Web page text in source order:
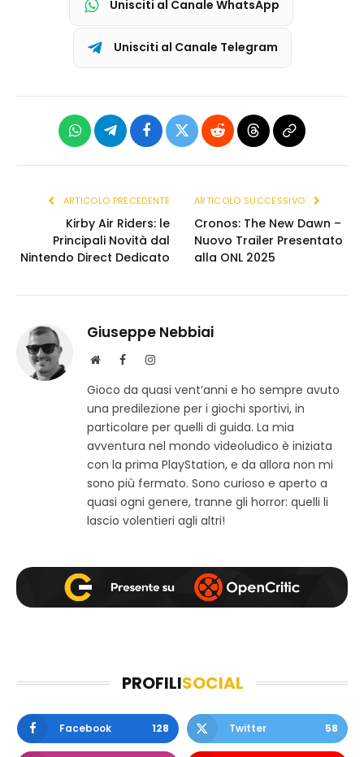
Unisciti al Canale WhatsApp
Unisciti al Canale Telegram
WhatsAppTelegramFacebook
X
RedditThreadsCopia
ARTICOLO PRECEDENTE
Kirby Air Riders: le
Principali Novità dal
Nintendo Direct Dedicato
ARTICOLO SUCCESSIVO
Cronos: The New Dawn –
Nuovo Trailer Presentato
alla ONL 2025
Giuseppe Nebbiai
S
t
o
w
F
c
e
b
k
I
s
t
a
a
m
Gioco da quasi vent’anni e ho sempre avuto
una predilezione per i giochi sportivi, in
particolare per quelli di guida. La mia
avventura nel mondo videoludico è iniziata
con la prima PlayStation, e da allora non mi
sono più fermato. Sono curioso e aperto a
quasi ogni genere, tranne gli horror: quelli li
lascio volentieri agli altri!
PROFILISOCIAL
Facebook 128 Twitter 58